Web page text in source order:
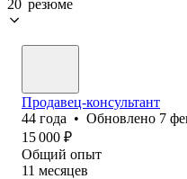
20 резюме
Продавец-консультант
44 года • Обновлено 7
15 000 ₽
Общий опыт
11 месяцев